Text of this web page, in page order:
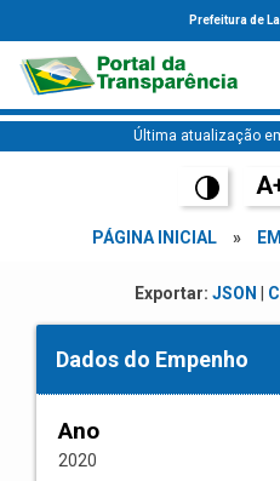
Prefeitura de
Última atualização
PÁGINA INICIAL »
Exportar: JSON
Dados do Empenho
Ano
2020